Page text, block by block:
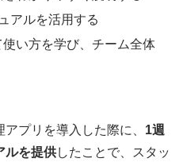
アルを活用する
い方を学び、チーム全体
プリを導入した際に、 1週
ルを提供したことで、スタッ